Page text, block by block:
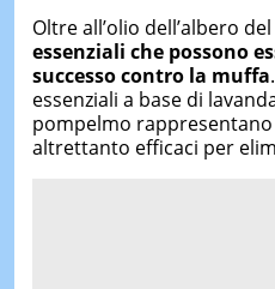
Oltre all’olio dell’albero
essenziali che possono
successo contro la muffa
essenziali a base di
pompelmo
altrettanto efficaci per